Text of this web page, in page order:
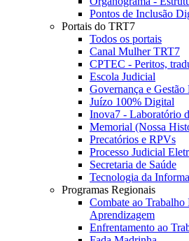
Pontos de Inclusão
Portais do TRT7
Todos os portais
Canal Mulher TRT7
CPTEC - Peritos,
Escola Judicial
Governança e Gestão
Juízo 100% Digital
Inova7 - Laboratório
Memorial (Nossa
Precatórios e RPVs
Processo Judicial
Secretaria de Saúde
Tecnologia da
Programas Regionais
Combate ao
Aprendizagem
Enfrentamento ao